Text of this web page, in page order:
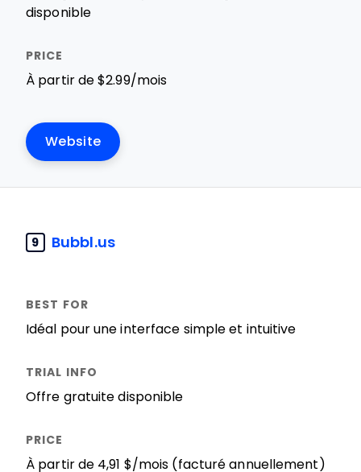
disponible
À partir de $2.99/mois
Website
9 Bubbl.us
Idéal pour une interface simple et intuitive
Offre gratuite disponible
À partir de 4,91 $/mois (facturé annuellement)